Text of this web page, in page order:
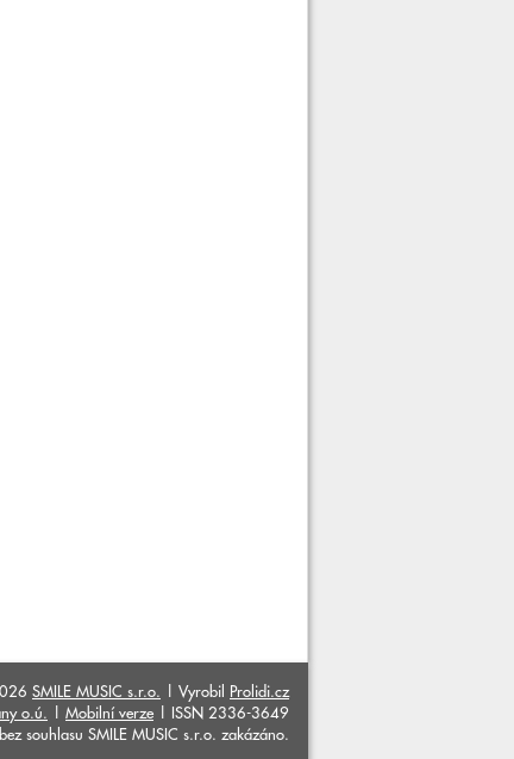
SMILE MUSIC s.r.o. | Vyrobil
Prolidi.cz
o.ú. Mobilní verze | ISSN 2336-3649
souhlasu SMILE MUSIC s.r.o. zakázáno.